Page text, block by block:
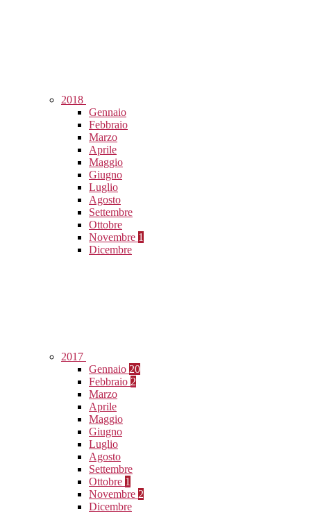
2018
Gennaio
Febbraio
Marzo
Aprile
Maggio
Giugno
Luglio
Agosto
Settembre
Ottobre
Novembre 1
Dicembre
2017
Gennaio 20
Febbraio 2
Marzo
Aprile
Maggio
Giugno
Luglio
Agosto
Settembre
Ottobre 1
Novembre 2
Dicembre